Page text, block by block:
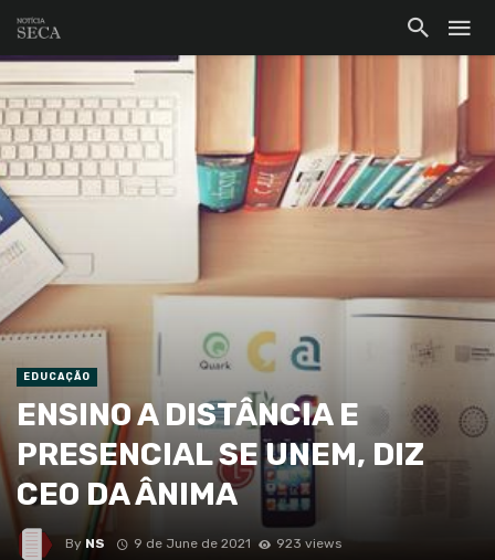
EDUCAÇÃO
ENSINO A DISTÂNCIA E
PRESENCIAL SE UNEM, DIZ
CEO DA ÂNIMA
By NS 9 de June de 2021 923 views